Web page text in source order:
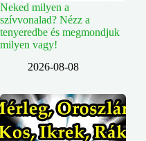
Neked milyen a
szívvonalad? Nézz a
tenyeredbe és megmondjuk
milyen vagy!
2026-08-08